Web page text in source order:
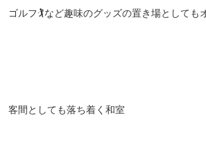
ゴルフ🏌など趣味のグッズの置き場としても
客間としても落ち着く和室